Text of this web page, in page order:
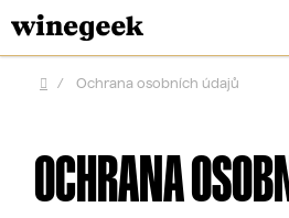
Přejít
na
obsah
Domů
/ Ochrana osobních údajů
OCHRANA